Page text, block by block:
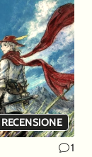
RECENSIONE
1